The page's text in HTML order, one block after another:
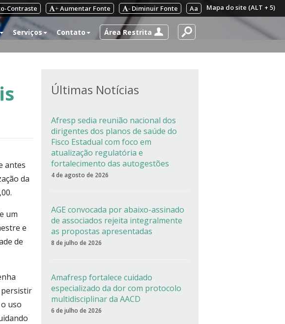
Mapa do site (ALT + 5)
Aa
- Diminuir Fonte
+ Aumentar Fonte
Contraste
Serviços Contato Área Restrita
antes
da
um
e
de
persistir
uso
Últimas Notícias
Afresp sedia reunião nacional dos
dirigentes dos planos de saúde do
Fisco Estadual com foco em
atualização regulatória e
fortalecimento das autogestões
4 de agosto de 2026
AGE convocada por abaixo-assinado
de associados rejeita integralmente
as propostas apresentadas
8 de julho de 2026
Amafresp fortalece cuidado
especializado da dor com protocolo
multidisciplinar da AACD
6 de julho de 2026